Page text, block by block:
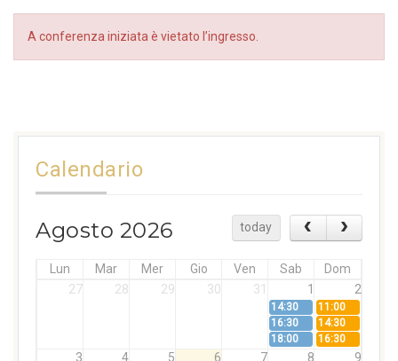
A conferenza iniziata è vietato l’ingresso.
Calendario
Agosto 2026 today
Lun Mar Mer Gio Ven Sab
Dom
27
28 29 30 31 1 2
14:30
11:00
16:30
14:30
18:00
16:30
3 4 5 6 7 8 9